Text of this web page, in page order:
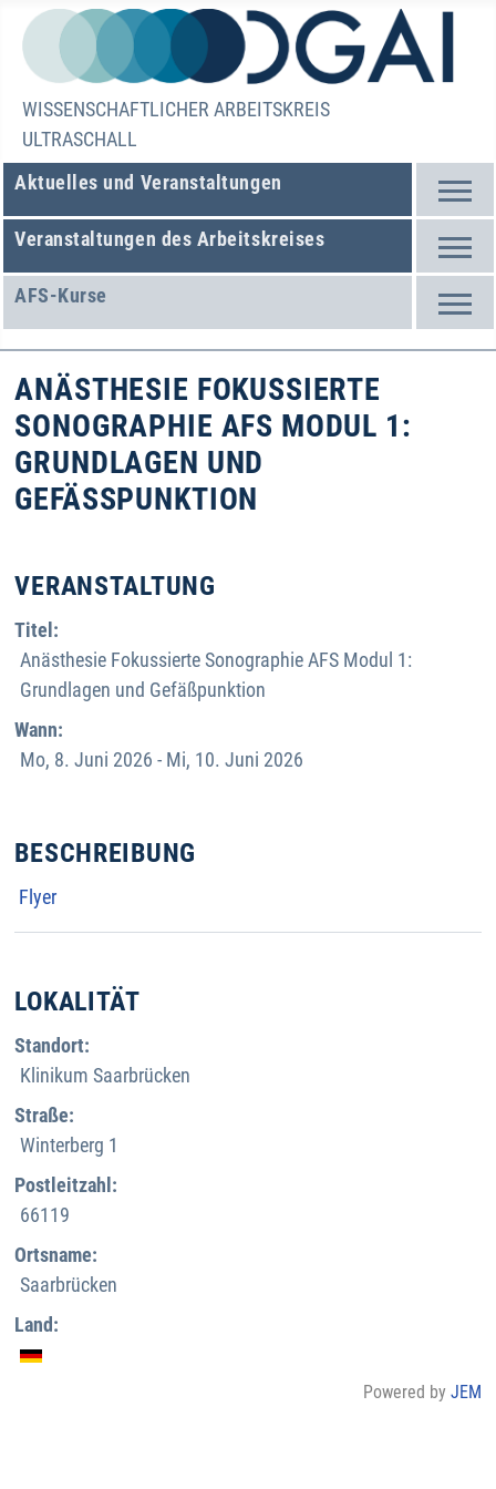
WISSENSCHAFTLICHER ARBEITSKREIS
ULTRASCHALL
Aktuelles und Veranstaltungen
Veranstaltungen des Arbeitskreises
AFS-Kurse
ANÄSTHESIE FOKUSSIERTE
SONOGRAPHIE AFS MODUL 1:
GRUNDLAGEN UND
GEFÄSSPUNKTION
VERANSTALTUNG
Titel:
Anästhesie Fokussierte Sonographie AFS Modul 1:
Grundlagen und Gefäßpunktion
Wann:
Mo, 8. Juni 2026 - Mi, 10. Juni 2026
BESCHREIBUNG
Flyer
LOKALITÄT
Standort:
Klinikum Saarbrücken
Straße:
Winterberg 1
Postleitzahl:
66119
Ortsname:
Saarbrücken
Land:
Powered by JEM